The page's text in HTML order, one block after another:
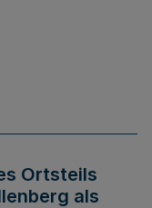
Ortsteils
als